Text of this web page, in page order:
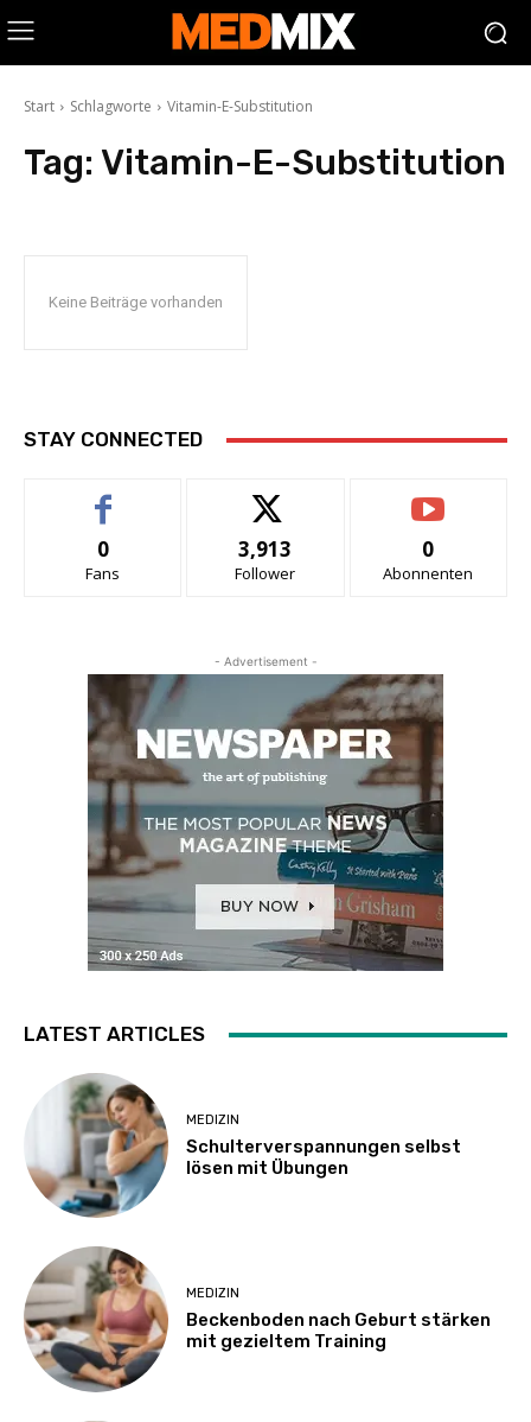
Start Schlagworte Vitamin-E-Substitution
Tag: Vitamin-E-Substitution
Keine Beiträge vorhanden
STAY CONNECTED
0
Fans
3,913
Follower
0
Abonnenten
- Advertisement -
LATEST ARTICLES
MEDIZIN
Schulterverspannungen selbst
lösen mit Übungen
MEDIZIN
Beckenboden nach Geburt stärken
mit gezieltem Training